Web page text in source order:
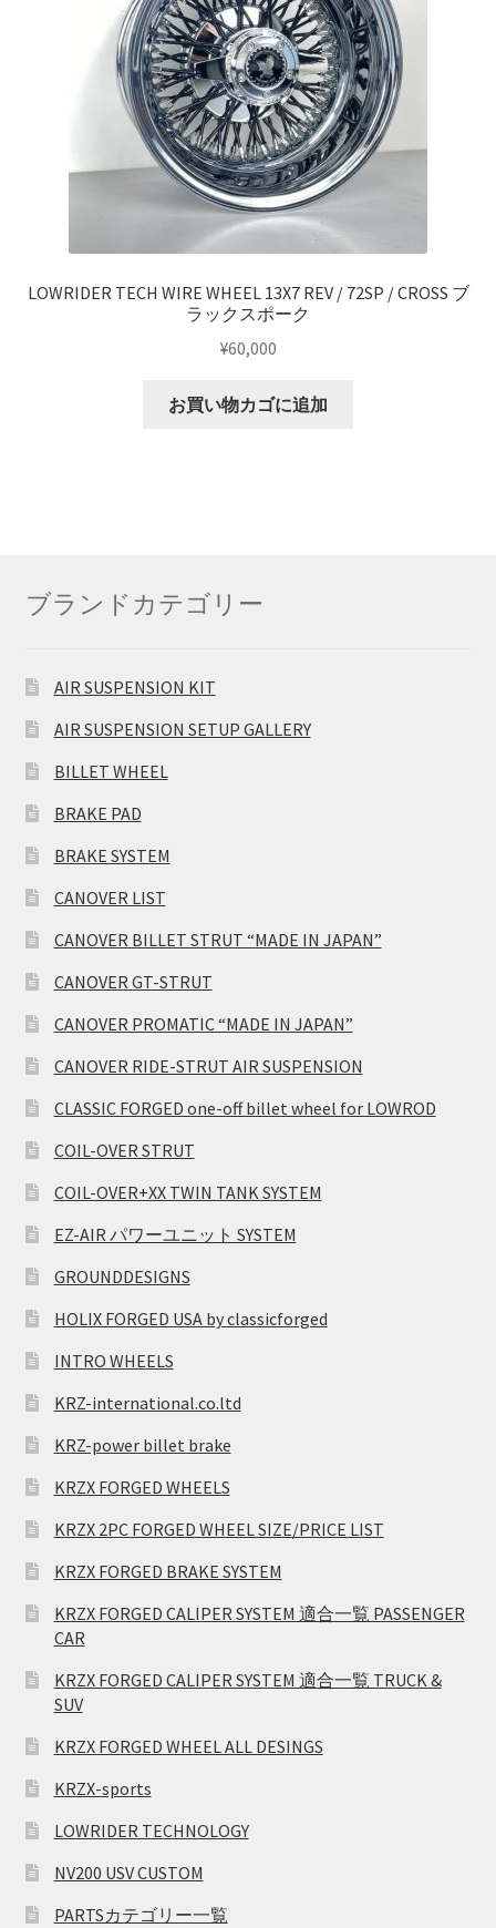
マイアカウント
LOWRIDER TECH WIRE WHEEL 13X7 REV / 72SP / CROSS ブ
ラックスポーク
¥60,000
お買い物カゴに追加
ブランドカテゴリー
AIR SUSPENSION KIT
AIR SUSPENSION SETUP GALLERY
BILLET WHEEL
BRAKE PAD
BRAKE SYSTEM
CANOVER LIST
CANOVER BILLET STRUT “MADE IN JAPAN”
CANOVER GT-STRUT
CANOVER PROMATIC “MADE IN JAPAN”
CANOVER RIDE-STRUT AIR SUSPENSION
CLASSIC FORGED one-off billet wheel for LOWROD
COIL-OVER STRUT
COIL-OVER+XX TWIN TANK SYSTEM
EZ-AIR パワーユニット SYSTEM
GROUNDDESIGNS
HOLIX FORGED USA by classicforged
INTRO WHEELS
KRZ-international.co.ltd
KRZ-power billet brake
KRZX FORGED WHEELS
KRZX 2PC FORGED WHEEL SIZE/PRICE LIST
KRZX FORGED BRAKE SYSTEM
KRZX FORGED CALIPER SYSTEM 適合一覧 PASSENGER
CAR
KRZX FORGED CALIPER SYSTEM 適合一覧 TRUCK &
SUV
KRZX FORGED WHEEL ALL DESINGS
KRZX-sports
LOWRIDER TECHNOLOGY
NV200 USV CUSTOM
PARTSカテゴリー一覧